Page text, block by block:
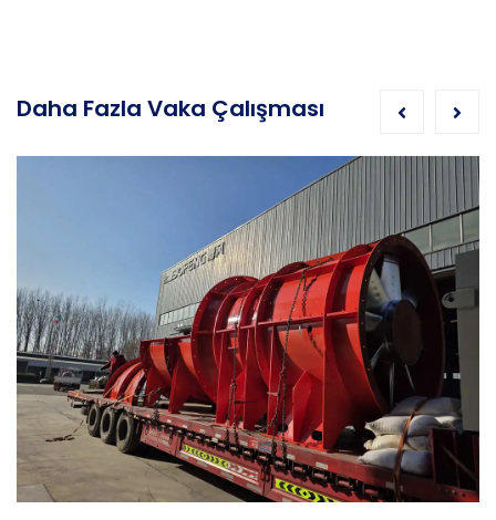
Daha Fazla Vaka Çalışması